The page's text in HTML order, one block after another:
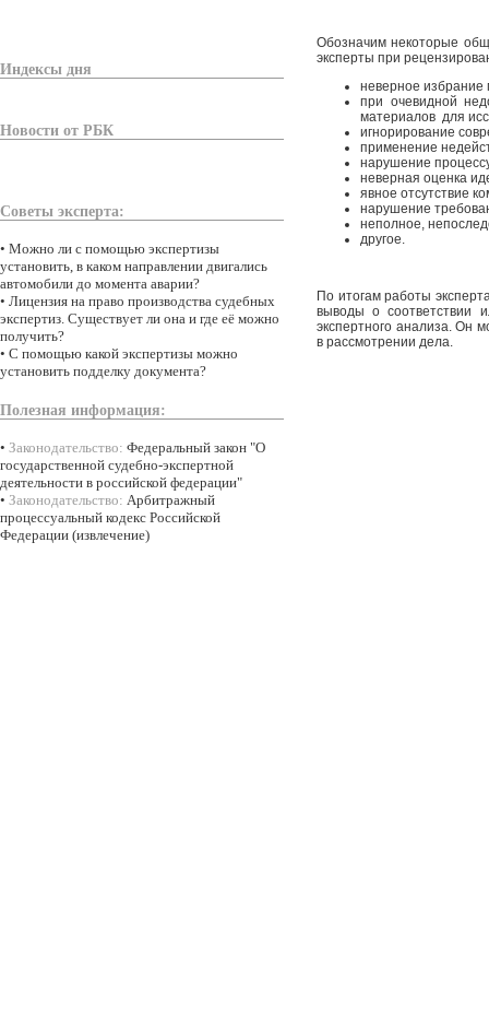
Индексы дня
Новости от РБК
Советы эксперта:
• Можно ли с помощью экспертизы
установить, в каком направлении двигались
автомобили до момента аварии?
• Лицензия на право производства судебных
экспертиз. Существует ли она и где её можно
получить?
• С помощью какой экспертизы можно
установить подделку документа?
Полезная информация:
• Законодательство: Федеральный закон "О
государственной судебно-экспертной
деятельности в российской федерации"
• Законодательство: Арбитражный
процессуальный кодекс Российской
Федерации (извлечение)
Обозначим некоторые
эксперты при
неверное избрание
при очевидной
материалов для
игнорирование
применение
нарушение
неверная оценка
явное отсутствие
нарушение
неполное,
другое.
По итогам работы
выводы о соответствии
экспертного анализа. Он
в рассмотрении дела.